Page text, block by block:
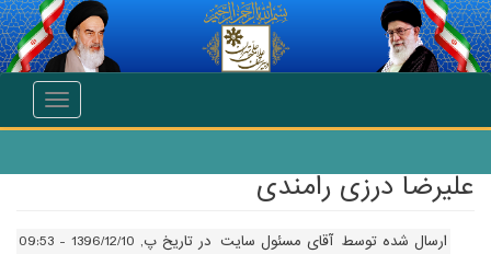
انتقال به محتوای اصلی
Toggle
علیرضا درزی رامندی
ارسال شده توسط آقای مسئول سایت در تاریخ پ, 1396/12/10 - 09:53